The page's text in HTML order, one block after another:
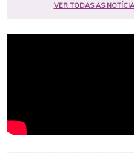
VER TODAS AS